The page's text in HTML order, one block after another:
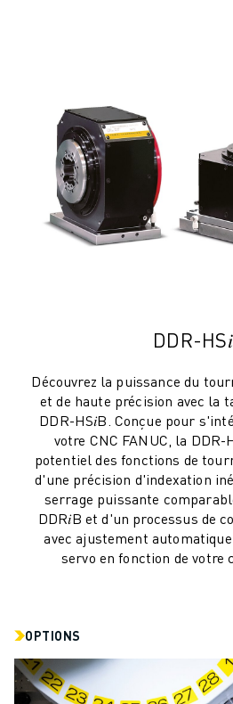
DDR-
Découvrez la puissance du
et de haute précision avec la
DDR-HS𝑖B. Conçue pour
votre CNC FANUC, la
potentiel des fonctions de
d'une précision d'indexation
serrage puissante
DDR𝑖B et d'un processus de
avec ajustement
servo en fonction de votre
OPTIONS